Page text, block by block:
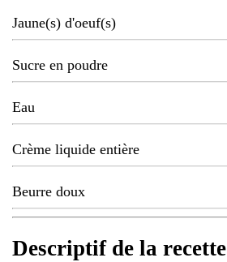
Jaune(s) d'oeuf(s)
Sucre en poudre
Eau
Crème liquide entière
Beurre doux
Descriptif de la recette